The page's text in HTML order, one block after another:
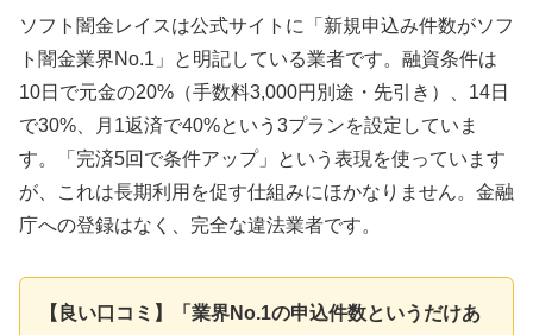
ソフト闇金レイスは公式サイトに「新規申込み件数がソフ
ト闇金業界No.1」と明記している業者です。融資条件は
10日で元金の20%（手数料3,000円別途・先引き）、14日
で30%、月1返済で40%という3プランを設定していま
す。「完済5回で条件アップ」という表現を使っています
が、これは長期利用を促す仕組みにほかなりません。金融
庁への登録はなく、完全な違法業者です。
【良い口コミ】「業界No.1の申込件数というだけあ